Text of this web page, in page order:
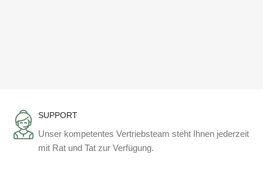
SUPPORT
Unser kompetentes Vertriebsteam steht Ihnen jederzeit
mit Rat und Tat zur Verfügung.